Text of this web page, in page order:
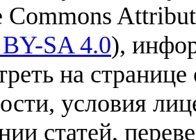
Commons
SA 4.0),
на
условия
статей,